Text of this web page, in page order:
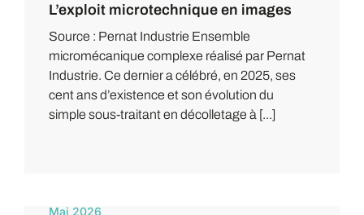
L’exploit microtechnique en images
Source : Pernat Industrie Ensemble
micromécanique complexe réalisé par Pernat
Industrie. Ce dernier a célébré, en 2025, ses
cent ans d’existence et son évolution du
simple sous-traitant en décolletage à [...]
Mai 2026